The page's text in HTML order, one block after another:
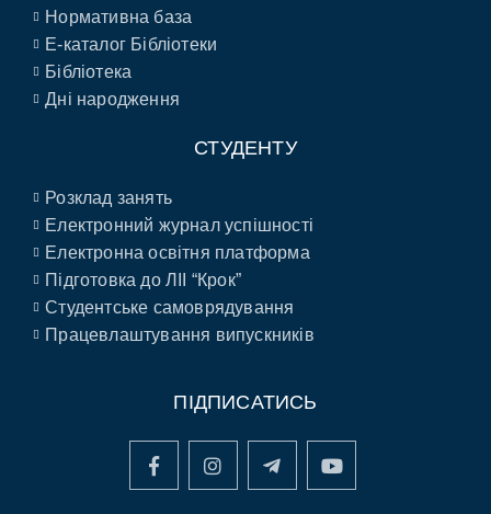
Нормативна база
E-каталог Бібліотеки
Бібліотека
Дні народження
СТУДЕНТУ
Розклад занять
Електронний журнал успішності
Електронна освітня платформа
Підготовка до ЛІІ “Крок”
Студентське самоврядування
Працевлаштування випускників
ПІДПИСАТИСЬ